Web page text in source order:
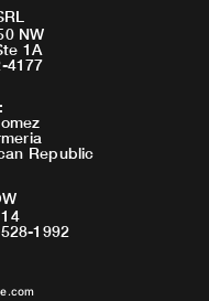
NW
1A
4177
:
Republic
1992